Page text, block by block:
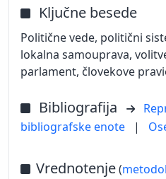
Ključne besede
Politične vede, politični
lokalna samouprava,
parlament, človekove
Bibliografija
bibliografske enote
|
Vrednotenje(